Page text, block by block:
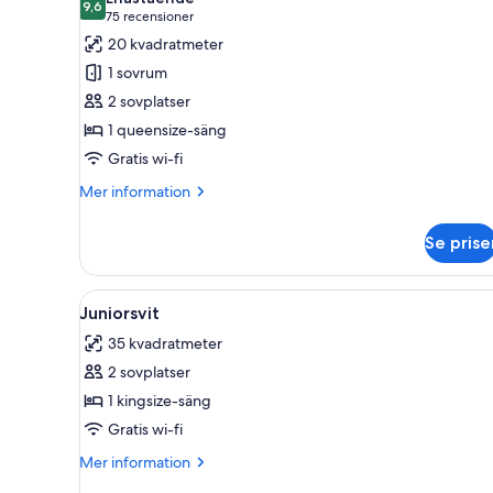
foton
för
Classic-
rum
(Chic)
9,69,6 av 10
75 recensioner
(75 recensioner)
20 kvadratmeter
1 sovrum
2 sovplatser
1 queensize-säng
Gratis wi-fi
Mer information
Mer
rum
(Chic)
Se
Öppna
alla
foton
för
Juniorsvit
Ett mysigt vardagsrum med
5
Juniorsvit
35 kvadratmeter
2 sovplatser
1 kingsize-säng
Gratis wi-fi
Mer information
Mer